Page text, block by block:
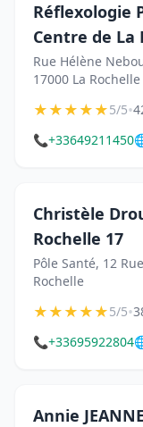
Réflexologie
Centre de La
Rue Hélène
17000 La Rochelle
★★★★★5/5•
📞+33649211450
Christèle
Rochelle 17
Pôle Santé, 12
Rochelle
★★★★★5/5•
📞+33695922804
Annie